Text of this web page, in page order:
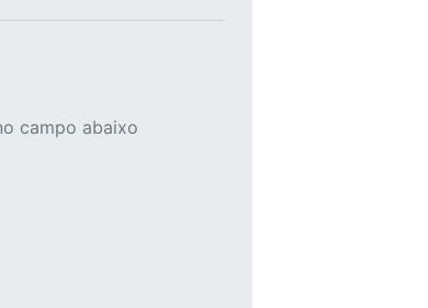
campo abaixo